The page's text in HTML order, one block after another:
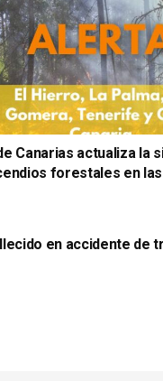
Canarias actualiza la
forestales en
en accidente de